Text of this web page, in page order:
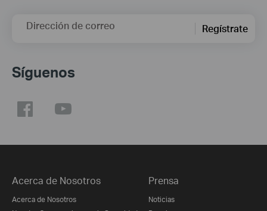
Dirección de correo Regístrate
Síguenos
Acerca de Nosotros
Acerca de Nosotros
Prensa
Noticias